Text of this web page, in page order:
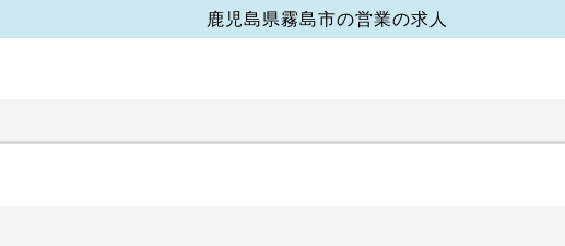
鹿児島県霧島市の営業の求人